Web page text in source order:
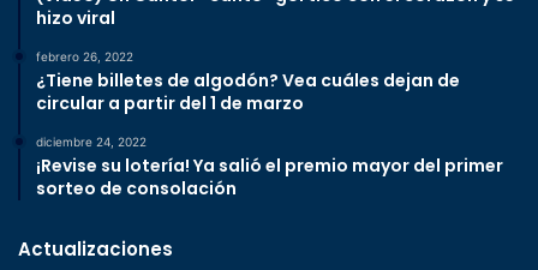
hizo viral
febrero 26, 2022
¿Tiene billetes de algodón? Vea cuáles dejan de
circular a partir del 1 de marzo
diciembre 24, 2022
¡Revise su lotería! Ya salió el premio mayor del primer
sorteo de consolación
Actualizaciones